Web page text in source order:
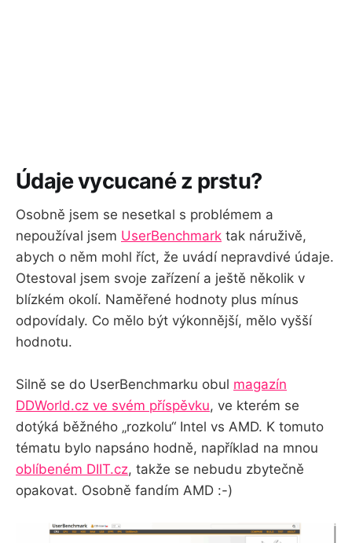
Údaje vycucané z prstu?
Osobně jsem se nesetkal s problémem a
nepoužíval jsem UserBenchmark tak náruživě,
abych o něm mohl říct, že uvádí nepravdivé údaje.
Otestoval jsem svoje zařízení a ještě několik v
blízkém okolí. Naměřené hodnoty plus mínus
odpovídaly. Co mělo být výkonnější, mělo vyšší
hodnotu.
Silně se do UserBenchmarku obul magazín
DDWorld.cz ve svém příspěvku, ve kterém se
dotýká běžného „rozkolu“ Intel vs AMD. K tomuto
tématu bylo napsáno hodně, například na mnou
oblíbeném DIIT.cz, takže se nebudu zbytečně
opakovat. Osobně fandím AMD :-)